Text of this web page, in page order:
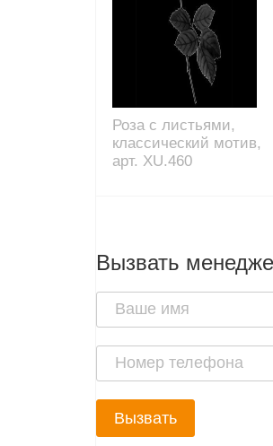
Роза с листьями,
классический мотив,
арт. XU.460
Вызвать
Вызвать